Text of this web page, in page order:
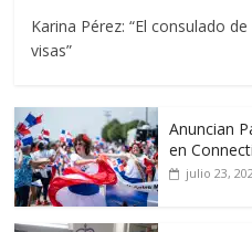
Karina Pérez: “El consulado
visas”
Anuncian
en
julio 23,